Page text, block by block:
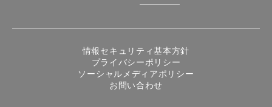
情報セキュリティ基本方針
プライバシーポリシー
ソーシャルメディアポリシー
お問い合わせ